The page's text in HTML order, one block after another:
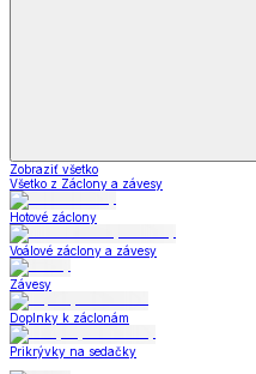
Zobraziť všetko
Všetko z Záclony a závesy
Hotové záclony
Voálové záclony a závesy
Závesy
Doplnky k záclonám
Prikrývky na sedačky